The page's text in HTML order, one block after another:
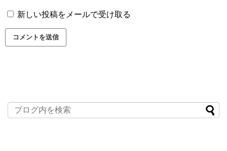
新しい投稿をメールで受け取る